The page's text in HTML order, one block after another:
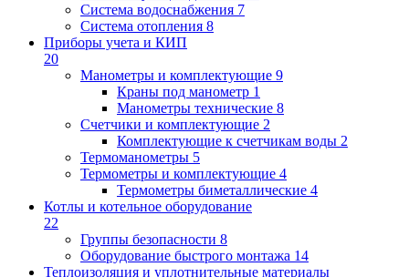
Система водоснабжения 7
Система отопления 8
Приборы учета и КИП
20
Манометры и комплектующие 9
Краны под манометр 1
Манометры технические 8
Счетчики и комплектующие 2
Комплектующие к счетчикам воды 2
Термоманометры 5
Термометры и комплектующие 4
Термометры биметаллические 4
Котлы и котельное оборудование
22
Группы безопасности 8
Оборудование быстрого монтажа 14
Теплоизоляция и уплотнительные материалы